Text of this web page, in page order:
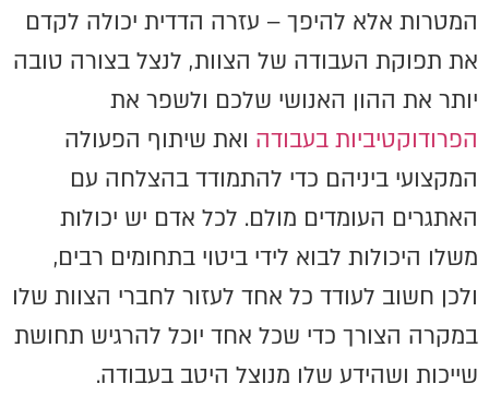
המטרות אלא להיפך – עזרה הדדית יכולה לקדם
את תפוקת העבודה של הצוות, לנצל בצורה טובה
יותר את ההון האנושי שלכם ולשפר את
הפרודוקטיביות בעבודה ואת שיתוף הפעולה
המקצועי ביניהם כדי להתמודד בהצלחה עם
האתגרים העומדים מולם. לכל אדם יש יכולות
משלו היכולות לבוא לידי ביטוי בתחומים רבים,
ולכן חשוב לעודד כל אחד לעזור לחברי הצוות שלו
במקרה הצורך כדי שכל אחד יוכל להרגיש תחושת
שייכות ושהידע שלו מנוצל היטב בעבודה.